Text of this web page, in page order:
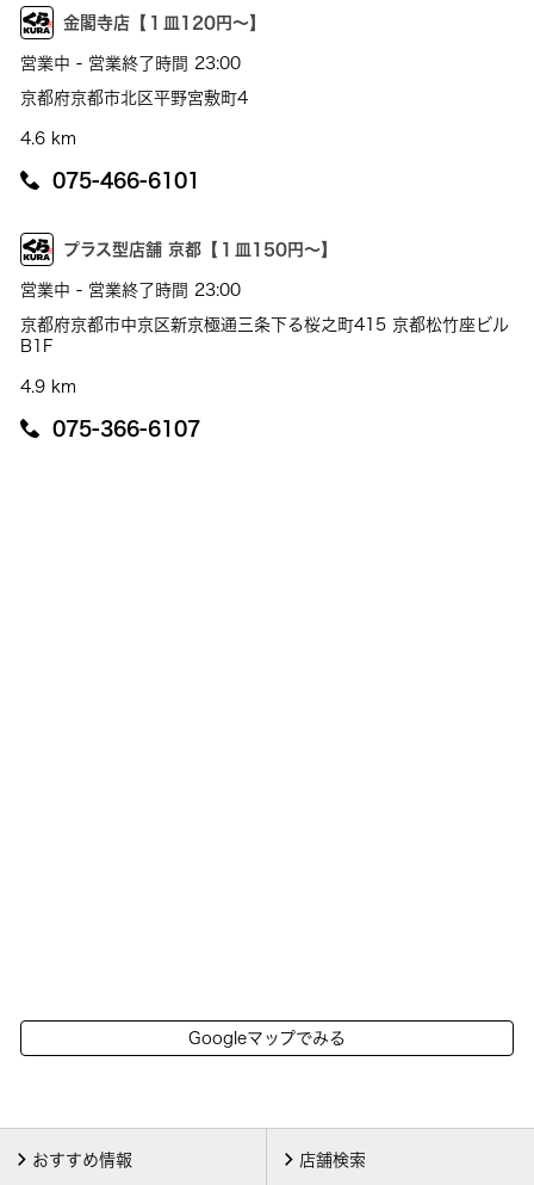
金閣寺店【１皿120円～】
営業中 - 営業終了時間 23:00
京都府京都市北区平野宮敷町4
4.6 km
075-466-6101
プラス型店舗 京都【１皿150円～】
営業中 - 営業終了時間 23:00
京都府京都市中京区新京極通三条下る桜之町415 京都松竹座ビル
B1F
4.9 km
075-366-6107
Googleマップでみる
おすすめ情報 店舗検索